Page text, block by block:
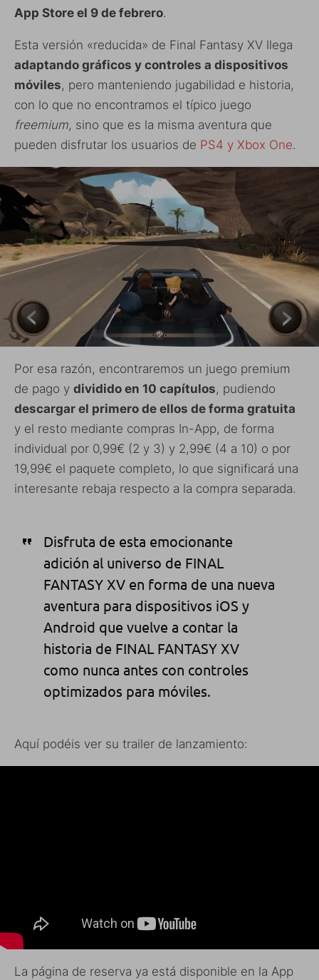
App Store el 9 de febrero.
Esta versión «reducida» de Final Fantasy XV llega
adaptando gráficos y controles a dispositivos
móviles, pero manteniendo jugabilidad e historia,
con lo que no encontramos el típico juego
freemium, sino que es la misma aventura que
pueden disfrutar los usuarios de PS4 y Xbox One.
Por esa razón, encontraremos un juego premium
de pago y dividido en 10 capítulos, pudiendo
descargar el primero de ellos de forma gratuita
y el resto mediante compras In-App, de forma
individual por 0,99€ (2 y 3) y 2,99€ (4 a 10) o por
19,99€ el paquete completo, lo que significará una
interesante rebaja respecto a la compra separada.
Disfruta de esta emocionante
adición al universo de FINAL
FANTASY XV en forma de una nueva
aventura para dispositivos iOS y
Android que vuelve a contar la
historia de FINAL FANTASY XV
como nunca antes con controles
optimizados para móviles.
Aquí podéis ver su trailer de lanzamiento:
La página de reserva ya está disponible en la App